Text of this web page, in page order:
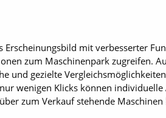
mit verbesserter
zum Maschinenpark zugreifen.
und gezielte
wenigen Klicks können
zum Verkauf stehende